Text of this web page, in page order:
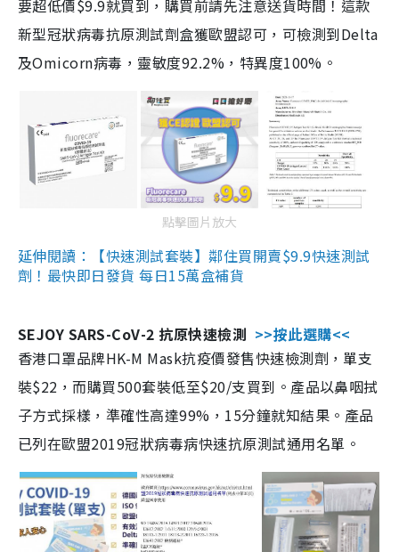
要超低價$9.9就買到，購買前請先注意送貨時間！這款
新型冠狀病毒抗原測試劑盒獲歐盟認可，可檢測到Delta
及Omicorn病毒，靈敏度92.2%，特異度100%。
點擊圖片放大
延伸閱讀：【快速測試套裝】鄰住買開賣$9.9快速測試
劑！最快即日發貨 每日15萬盒補貨
SEJOY SARS-CoV-2 抗原快速檢測 >>按此選購<<
香港口罩品牌HK-M Mask抗疫價發售快速檢測劑，單支
裝$22，而購買500套裝低至$20/支買到。產品以鼻咽拭
子方式採樣，準確性高達99%，15分鐘就知結果。產品
已列在歐盟2019冠狀病毒病快速抗原測試通用名單。